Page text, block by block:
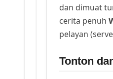
dan dimuat
cerita penuh
pelayan
Tonton